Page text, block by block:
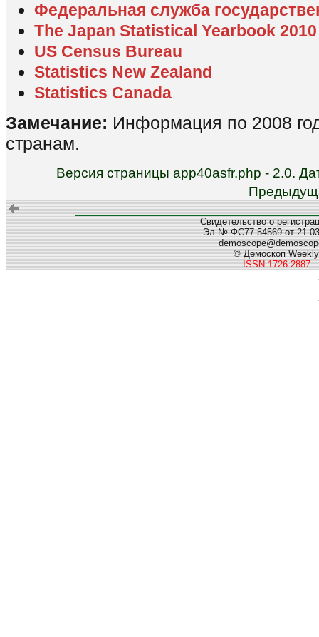
Федеральная служба
The Japan Statistical Yearbook 2010
US Census Bureau
Statistics New Zealand
Statistics Canada
Замечание: Информация по 2008
странам.
Версия страницы app40asfr.php - 2.0.
Свидетельство о
Эл № ФС77-54569 от
© Демоскоп Weekly
ISSN 1726-2887